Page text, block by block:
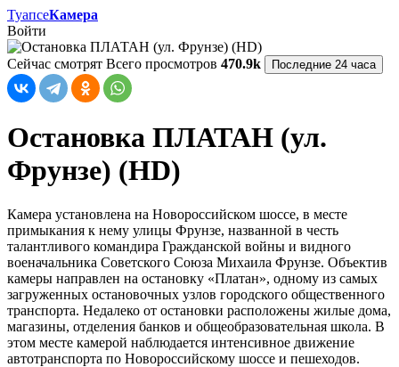
ТуапсеКамера
Войти
Сейчас смотрят Всего просмотров 470.9k Последние 24 часа
Остановка ПЛАТАН (ул.
Фрунзе) (HD)
Камера установлена на Новороссийском шоссе, в месте
примыкания к нему улицы Фрунзе, названной в честь
талантливого командира Гражданской войны и видного
военачальника Советского Союза Михаила Фрунзе. Объектив
камеры направлен на остановку «Платан», одному из самых
загруженных остановочных узлов городского общественного
транспорта. Недалеко от остановки расположены жилые дома,
магазины, отделения банков и общеобразовательная школа. В
этом месте камерой наблюдается интенсивное движение
автотранспорта по Новороссийскому шоссе и пешеходов.